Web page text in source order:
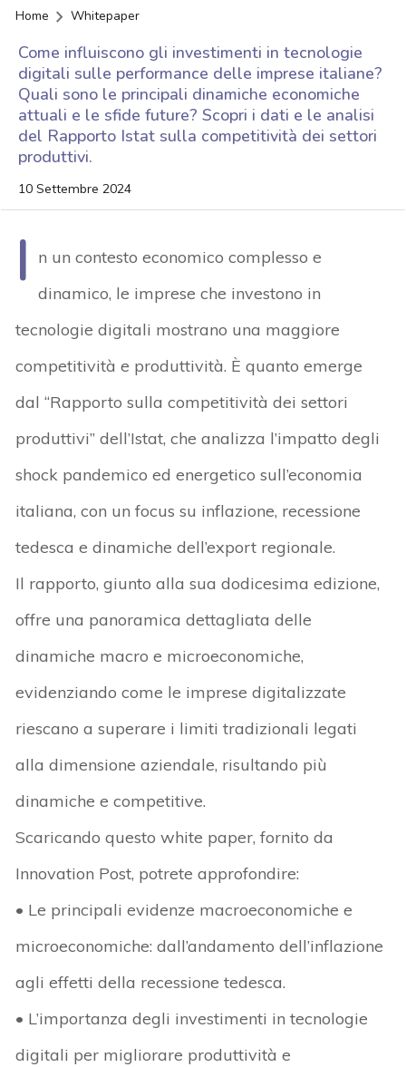
Home Whitepaper
Come influiscono gli investimenti in tecnologie
digitali sulle performance delle imprese italiane?
Quali sono le principali dinamiche economiche
attuali e le sfide future? Scopri i dati e le analisi
del Rapporto Istat sulla competitività dei settori
produttivi.
10 Settembre 2024
I
n un contesto economico complesso e
dinamico, le imprese che investono in
tecnologie digitali mostrano una maggiore
competitività e produttività. È quanto emerge
dal “Rapporto sulla competitività dei settori
produttivi” dell’Istat, che analizza l’impatto degli
shock pandemico ed energetico sull’economia
italiana, con un focus su inflazione, recessione
tedesca e dinamiche dell’export regionale.
Il rapporto, giunto alla sua dodicesima edizione,
offre una panoramica dettagliata delle
dinamiche macro e microeconomiche,
evidenziando come le imprese digitalizzate
riescano a superare i limiti tradizionali legati
alla dimensione aziendale, risultando più
dinamiche e competitive.
Scaricando questo white paper, fornito da
Innovation Post, potrete approfondire:
• Le principali evidenze macroeconomiche e
microeconomiche: dall’andamento dell’inflazione
agli effetti della recessione tedesca.
• L’importanza degli investimenti in tecnologie
digitali per migliorare produttività e